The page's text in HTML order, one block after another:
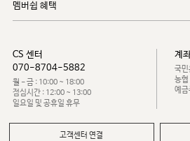
멤버쉽 혜택
CS 센터
070-8704-5882
월 - 금 : 10:00 ~ 18:00
점심시간 : 12:00 ~ 13:00
일요일 및 공휴일 휴무
계
국
농
예
고객센터 연결